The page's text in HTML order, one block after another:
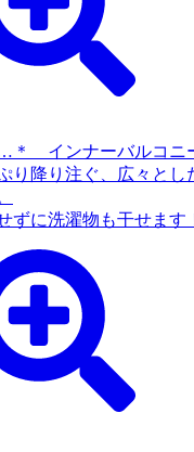
…＊ インナーバルコ
り降り注ぐ、広々とし
ずに洗濯物も干せます